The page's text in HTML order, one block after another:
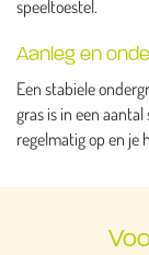
speeltoestel.
Aanleg en
Een stabiele
gras is in een
regelmatig op en je